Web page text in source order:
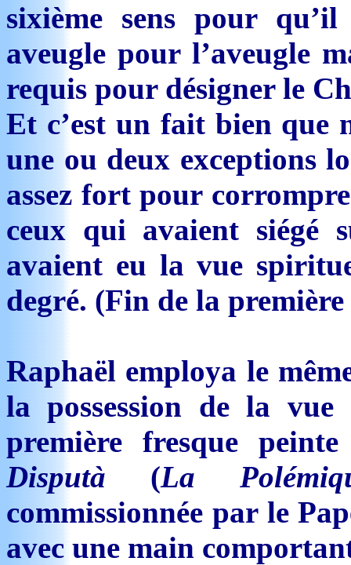
sixième sens pour
aveugle pour l’aveugle
requis pour désigner le
Et c’est un fait bien que
une ou deux exceptions
assez fort pour
ceux qui avaient siégé
avaient eu la vue
degré. (Fin de la
Raphaël employa le
la possession de la
première fresque
Disputà (La
commissionnée par le
avec une main